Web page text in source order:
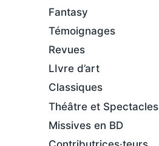
Fantasy
Témoignages
Revues
LIvre d’art
Classiques
Théâtre et Spectacles
Missives en BD